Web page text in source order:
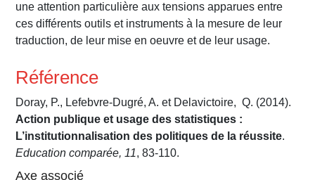
une attention particulière aux tensions apparues entre
ces différents outils et instruments à la mesure de leur
traduction, de leur mise en oeuvre et de leur usage.
Référence
Doray, P., Lefebvre-Dugré, A. et Delavictoire, Q. (2014).
Action publique et usage des statistiques :
L’institutionnalisation des politiques de la réussite.
Education comparée, 11, 83-110.
Axe associé